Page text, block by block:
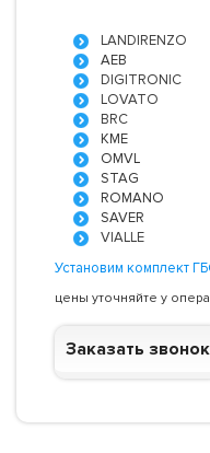
LANDIRENZO
AEB
DIGITRONIC
LOVATO
BRC
KME
OMVL
STAG
ROMANO
SAVER
VIALLE
Установим комплект
цены уточняйте у
Заказать звонок